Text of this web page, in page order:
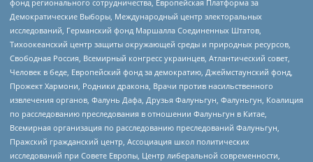
фонд регионального сотрудничества, Европейская Платформа за
Демократические Выборы, Международный центр электоральных
исследований, Германский фонд Маршалла Соединенных Штатов,
Тихоокеанский центр защиты окружающей среды и природных ресурсов,
Свободная Россия, Всемирный конгресс украинцев, Атлантический совет,
Человек в беде, Европейский фонд за демократию, Джеймстаунский фонд,
Прожект Хармони, Родники дракона, Врачи против насильственного
извлечения органов, Фалунь Дафа, Друзья Фалуньгун, Фалуньгун, Коалиция
по расследованию преследования в отношении Фалуньгун в Китае,
Всемирная организация по расследованию преследований Фалуньгун,
Пражский гражданский центр, Ассоциация школ политических
исследований при Совете Европы, Центр либеральной современности,